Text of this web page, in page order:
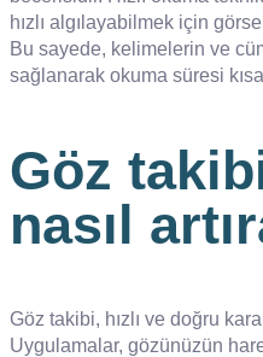
hızlı algılayabilmek için
Bu sayede, kelimelerin ve
sağlanarak okuma süresi
Göz takibi
nasıl
Göz takibi, hızlı ve doğru
Uygulamalar, gözünüzün